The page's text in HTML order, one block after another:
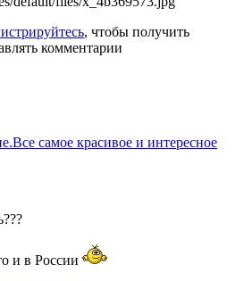
, чтобы получить
комментарии
самое красивое и интересное
и в России